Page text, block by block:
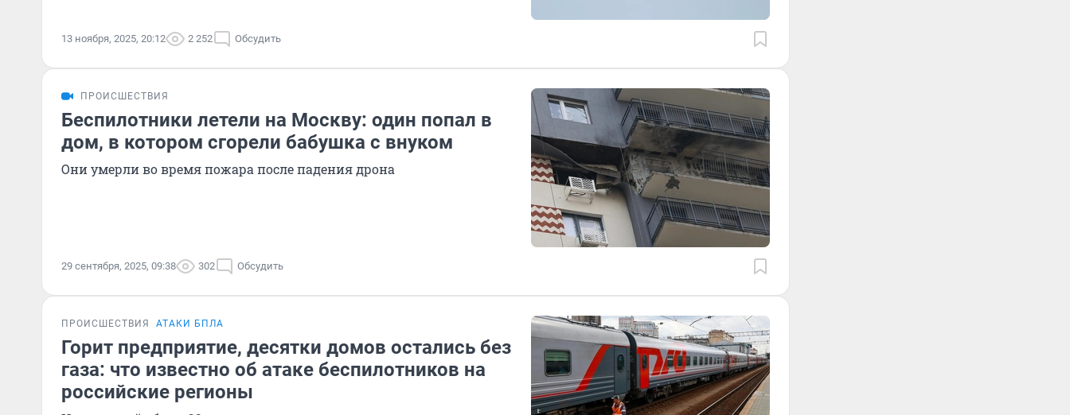
13 ноября, 2025, 20:12 2 252 Обсудить
ПРОИСШЕСТВИЯ
Беспилотники летели на Москву: один попал в
дом, в котором сгорели бабушка с внуком
Они умерли во время пожара после падения дрона
29 сентября, 2025, 09:38 302 Обсудить
ПРОИСШЕСТВИЯ АТАКИ БПЛА
Горит предприятие, десятки домов остались без
газа: что известно об атаке беспилотников на
российские регионы